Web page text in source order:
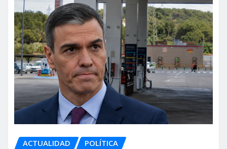
ACTUALIDAD POLÍTICA